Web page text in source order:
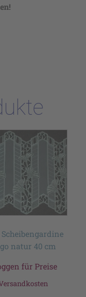
Scheibengardine
natur 40 cm
für Preise